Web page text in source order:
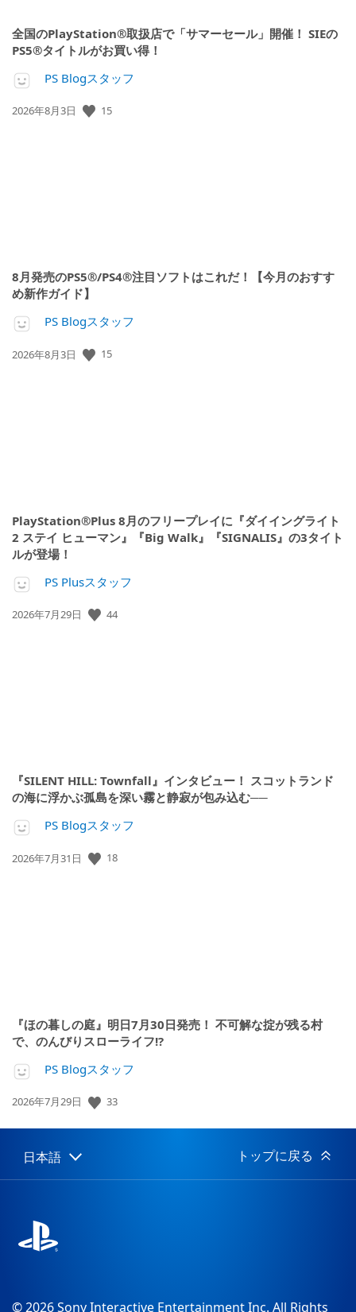
全国のPlayStation®取扱店で「サマーセール」開催！ SIEの
PS5®タイトルがお買い得！
PS Blogスタッフ
公
2026年8月3日 15
8月発売のPS5®/PS4®注目ソフトはこれだ！【今月のおすす
め新作ガイド】
PS Blogスタッフ
公
2026年8月3日 15
PlayStation®Plus 8月のフリープレイに『ダイイングライト
2 ステイ ヒューマン』『Big Walk』『SIGNALIS』の3タイト
ルが登場！
PS Plusスタッフ
公
2026年7月29日 44
『SILENT HILL: Townfall』インタビュー！ スコットランド
の海に浮かぶ孤島を深い霧と静寂が包み込む──
PS Blogスタッフ
公
2026年7月31日 18
『ほの暮しの庭』明日7月30日発売！ 不可解な掟が残る村
で、のんびりスローライフ!?
PS Blogスタッフ
公
日:
2026年7月29日 33
Select
a
Current
region:
日本語 トップに戻る
© 2026 Sony Interactive Entertainment Inc. All Rights